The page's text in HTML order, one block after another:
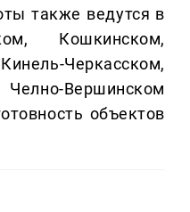
также ведутся в
Кошкинском,
Черкасском,
Вершинском
объектов